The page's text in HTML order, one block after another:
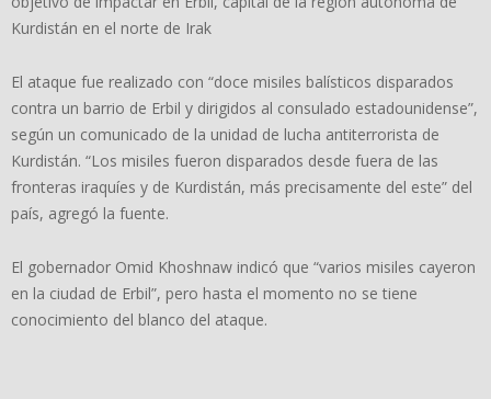
Kurdistán en el norte de Irak
El ataque fue realizado con “doce misiles balísticos disparados
contra un barrio de Erbil y dirigidos al consulado estadounidense”,
según un comunicado de la unidad de lucha antiterrorista de
Kurdistán. “Los misiles fueron disparados desde fuera de las
fronteras iraquíes y de Kurdistán, más precisamente del este” del
país, agregó la fuente.
El gobernador Omid Khoshnaw indicó que “varios misiles cayeron
en la ciudad de Erbil”, pero hasta el momento no se tiene
conocimiento del blanco del ataque.